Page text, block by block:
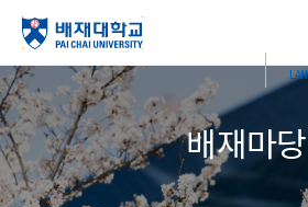
배재마당